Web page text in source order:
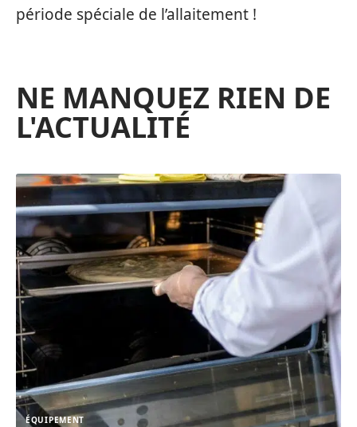
période spéciale de l’allaitement !
NE MANQUEZ RIEN DE
L'ACTUALITÉ
ÉQUIPEMENT